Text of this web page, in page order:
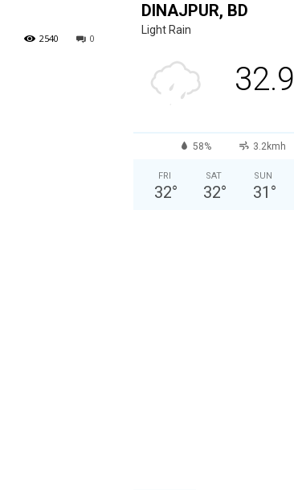
0
2540
DINAJPUR, BD
Light Rain
32.9
58% 3.2kmh
FRI
32°
SAT
32°
SUN
31 °